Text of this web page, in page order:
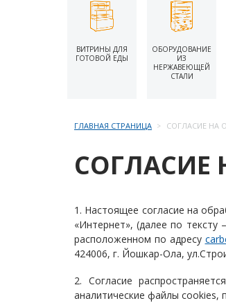
ВИТРИНЫ ДЛЯ
ГОТОВОЙ ЕДЫ
ОБОРУДОВАНИЕ
ИЗ
НЕРЖАВЕЮЩЕЙ
СТАЛИ
ГЛАВНАЯ СТРАНИЦА СОГЛАСИЕ НА
СОГЛАСИЕ
1. Настоящее согласие на
«Интернет», (далее по
расположенном по адресу
424006, г. Йошкар-Ола,
2. Согласие
аналитические файлы cookies,